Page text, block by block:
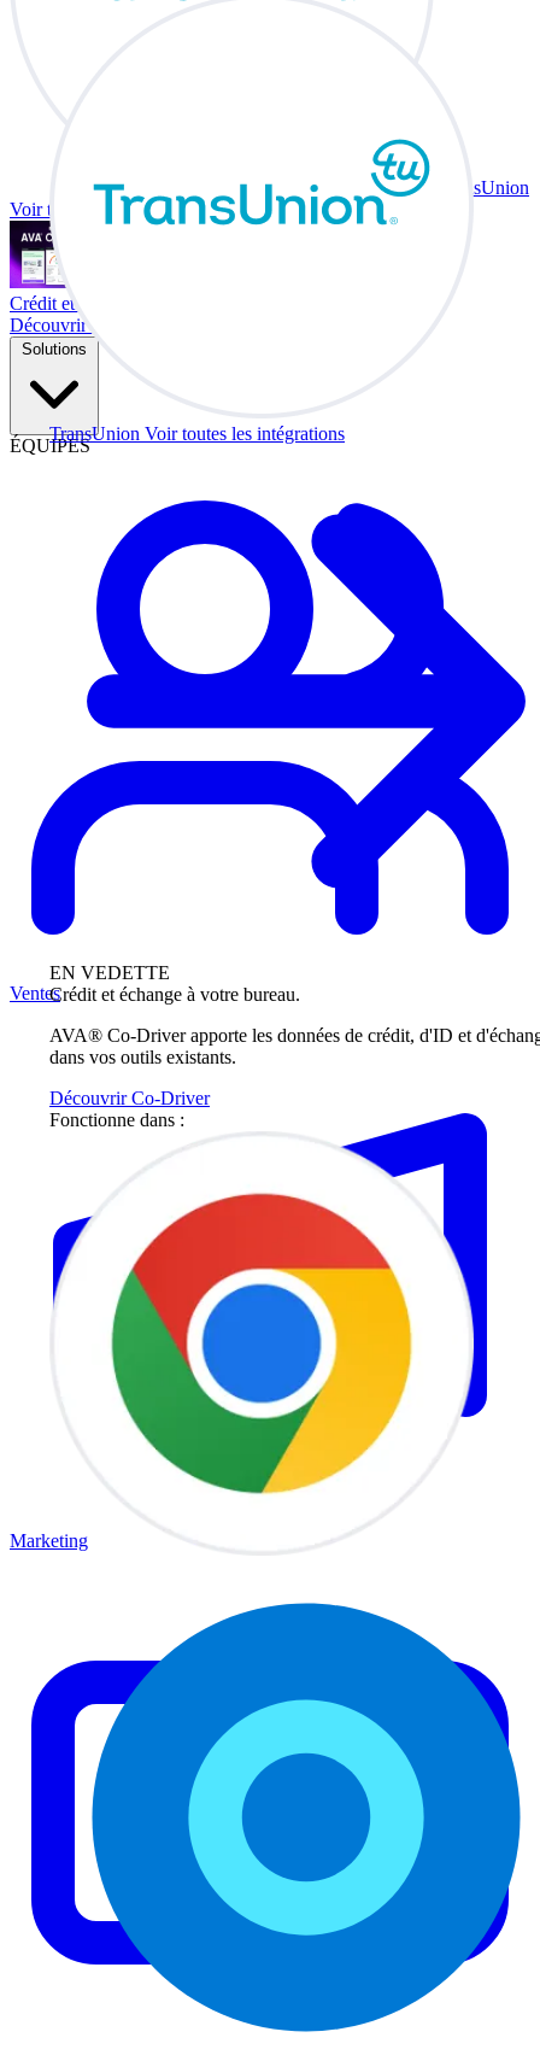
TransUnion Voir toutes les intégrations
EN VEDETTE
Crédit et échange à votre bureau.
AVA® Co-Driver apporte les données de crédit, d'ID et
dans vos outils existants.
Découvrir Co-Driver
Fonctionne dans :
TransUnion
Voir toutes les intégrations
Crédit et échange à votre bureau.
Découvrir Co-Driver
Solutions
ÉQUIPES
Ventes
Marketing